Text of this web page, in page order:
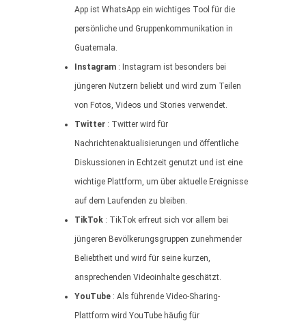
App ist WhatsApp ein wichtiges Tool für die
persönliche und Gruppenkommunikation in
Guatemala.
Instagram : Instagram ist besonders bei
jüngeren Nutzern beliebt und wird zum Teilen
von Fotos, Videos und Stories verwendet.
Twitter : Twitter wird für
Nachrichtenaktualisierungen und öffentliche
Diskussionen in Echtzeit genutzt und ist eine
wichtige Plattform, um über aktuelle Ereignisse
auf dem Laufenden zu bleiben.
TikTok : TikTok erfreut sich vor allem bei
jüngeren Bevölkerungsgruppen zunehmender
Beliebtheit und wird für seine kurzen,
ansprechenden Videoinhalte geschätzt.
YouTube : Als führende Video-Sharing-
Plattform wird YouTube häufig für